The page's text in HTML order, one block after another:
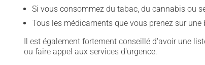
Si vous consommez du tabac, du cannabis ou
Tous les médicaments que vous prenez sur
Il est également fortement conseillé d'avoir une
ou faire appel aux services d'urgence.